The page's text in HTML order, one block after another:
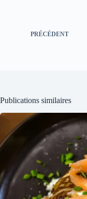
PRÉCÉDENT
Publications similaires